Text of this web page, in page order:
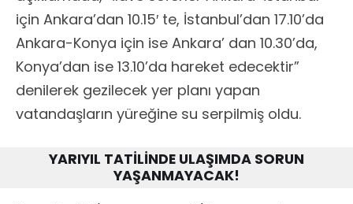
için Ankara’dan 10.15′ te, İstanbul’dan 17.10’da
Ankara-Konya için ise Ankara’ dan 10.30’da,
Konya’dan ise 13.10’da hareket edecektir”
denilerek gezilecek yer planı yapan
vatandaşların yüreğine su serpilmiş oldu.
YARIYIL TATİLİNDE ULAŞIMDA SORUN
YAŞANMAYACAK!